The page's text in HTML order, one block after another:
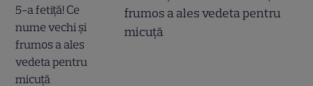
frumos a ales vedeta pentru
micuță